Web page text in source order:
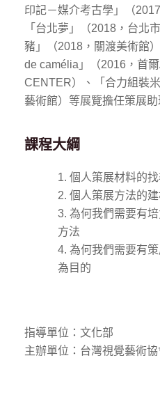
印記－媒介考古學」（
「台北夢」（2018，台北
豬」（2018，關渡美術館
de camélia」（2016，首
CENTER）、「合力組裝
藝術館）等展覽擔任策展助
課程大綱
個人策展材料的
個人策展方法的
為何我們需要有
方法
為何我們需要有
為目的
指導單位：文化部
主辦單位：台灣視覺藝術協